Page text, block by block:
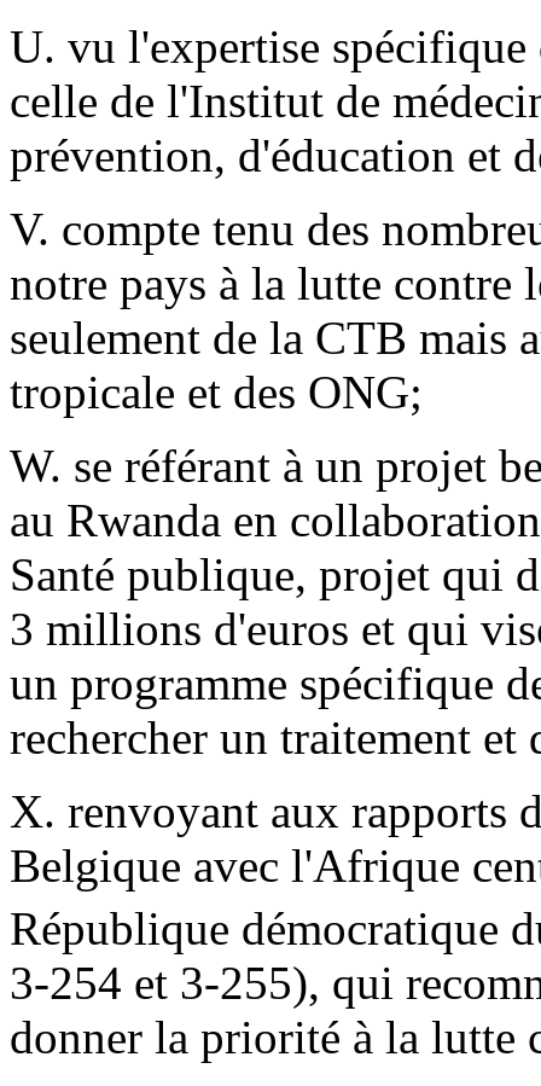
U. vu l'expertise
celle de l'Institut de
prévention, d'éducation et
V. compte tenu des
notre pays à la lutte contre
seulement de la CTB mais
tropicale et des ONG;
W. se référant à un projet
au Rwanda en
Santé publique, projet qui
3 millions d'euros et qui
un programme spécifique
rechercher un traitement et
X. renvoyant aux rapports
Belgique avec l'Afrique
République démocratique
3-254 et 3-255), qui
donner la priorité à la lutte